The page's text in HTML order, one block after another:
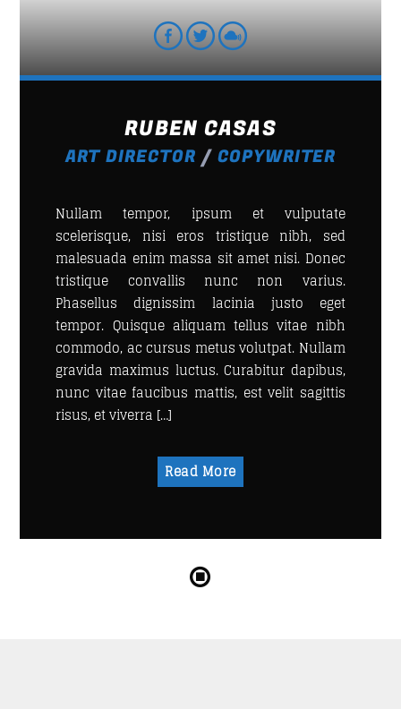
1 German Jimenez
2 DISCO BEATS
HAPPY GIRL
John Palmer
4 NEON
N.O.R.M.A.
5 IN THE STREET
Wally Tez
SEE ALL
RUBEN CASAS
ART DIRECTOR / COPYWRITER
Nullam tempor, ipsum et vulputate
scelerisque, nisi eros tristique nibh, sed
malesuada enim massa sit amet nisi. Donec
tristique convallis nunc non varius.
Phasellus dignissim lacinia justo eget
tempor. Quisque aliquam tellus vitae nibh
commodo, ac cursus metus volutpat. Nullam
gravida maximus luctus. Curabitur dapibus,
nunc vitae faucibus mattis, est velit sagittis
risus, et viverra […]
Read More